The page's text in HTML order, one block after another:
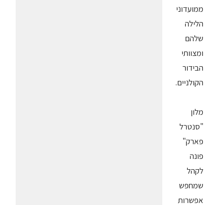
ממועדוני
הלילה
שלהם
ומצוותי
הבידור
הקולניים.
מלון
"סנטרל
פארק"
פונה
לקהל
שמחפש
אפשרות